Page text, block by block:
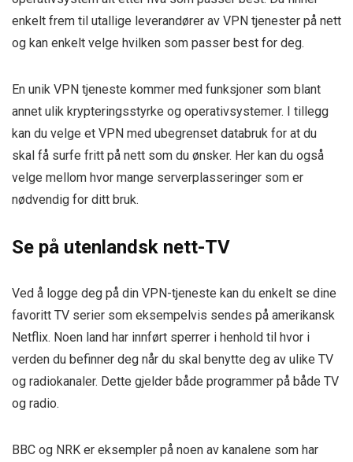
enkelt frem til utallige leverandører av VPN tjenester på nett
og kan enkelt velge hvilken som passer best for deg.
En unik VPN tjeneste kommer med funksjoner som blant
annet ulik krypteringsstyrke og operativsystemer. I tillegg
kan du velge et VPN med ubegrenset databruk for at du
skal få surfe fritt på nett som du ønsker. Her kan du også
velge mellom hvor mange serverplasseringer som er
nødvendig for ditt bruk.
Se på utenlandsk nett-TV
Ved å logge deg på din VPN-tjeneste kan du enkelt se dine
favoritt TV serier som eksempelvis sendes på amerikansk
Netflix. Noen land har innført sperrer i henhold til hvor i
verden du befinner deg når du skal benytte deg av ulike TV
og radiokanaler. Dette gjelder både programmer på både TV
og radio.
BBC og NRK er eksempler på noen av kanalene som har